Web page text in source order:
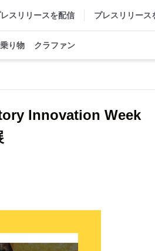
スリリースを配信 プレスリリース
乗り物 クラファン
Innovation Week